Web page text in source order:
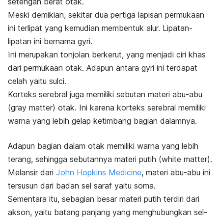
Meski demikian, sekitar dua pertiga lapisan permukaan
ini terlipat yang kemudian membentuk alur. Lipatan-
lipatan ini bernama gyri.
Ini merupakan tonjolan berkerut, yang menjadi ciri khas
dari permukaan otak. Adapun antara gyri ini terdapat
celah yaitu sulci.
Korteks serebral juga memiliki sebutan materi abu-abu
(gray matter) otak. Ini karena korteks serebral memiliki
warna yang lebih gelap ketimbang bagian dalamnya.
Adapun bagian dalam otak memiliki warna yang lebih
terang, sehingga sebutannya materi putih (white matter).
Melansir dari John Hopkins Medicine, materi abu-abu ini
tersusun dari badan sel saraf yaitu soma.
Sementara itu, sebagian besar materi putih terdiri dari
akson, yaitu batang panjang yang menghubungkan sel-